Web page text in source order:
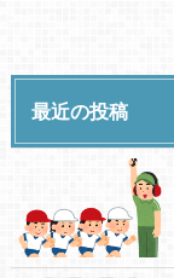
最近の投稿